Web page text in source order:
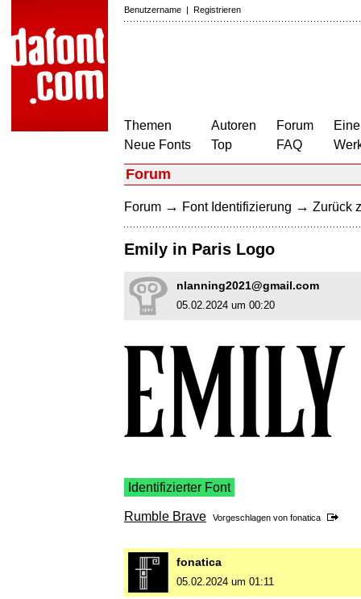
Benutzername | Registrieren
Themen
Neue Fonts
Autoren
Top
Forum
FAQ
Forum
Forum → Font Identifizierung → Zurück
Emily in Paris Logo
nlanning2021@gmail.com
05.02.2024 um 00:20
Identifizierter Font
Rumble Brave Vorgeschlagen von fonatica
fonatica
05.02.2024 um 01:11